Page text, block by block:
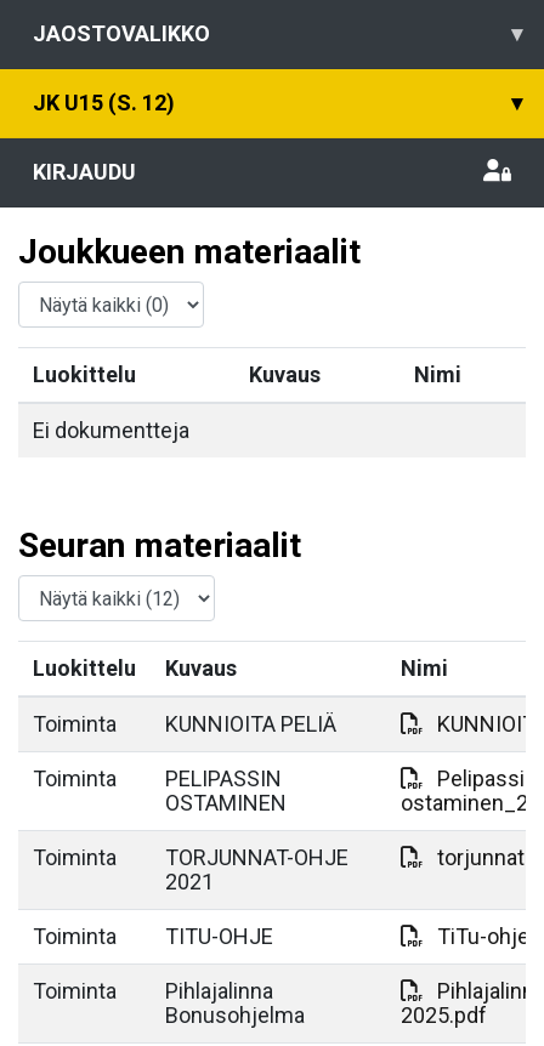
JAOSTOVALIKKO ▾
JK U15 (S. 12) ▾
KIRJAUDU
Joukkueen materiaalit
Luokittelu Kuvaus Nimi
Ei dokumentteja
Seuran materiaalit
Luokittelu Kuvaus Nimi
Toiminta KUNNIOITA PELIÄ
Toiminta
PELIPASSIN
OSTAMINEN
Pelipassi
Toiminta
TORJUNNAT-OHJE
2021
Toiminta TITU-OHJE TiTu-
Toiminta
Pihlajalinna
Bonusohjelma
2025.pdf